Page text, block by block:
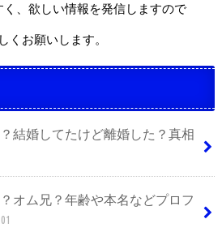
、欲しい情報を発信しますので
くお願いします。
結婚してたけど離婚した？真相
オム兄？年齢や本名などプロフ